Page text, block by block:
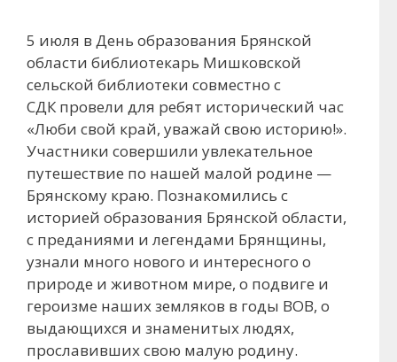
5 июля в День образования Брянской
области библиотекарь Мишковской
сельской библиотеки совместно с
СДК провели для ребят исторический час
«Люби свой край, уважай свою историю!».
Участники совершили увлекательное
путешествие по нашей малой родине —
Брянскому краю. Познакомились с
историей образования Брянской области,
с преданиями и легендами Брянщины,
узнали много нового и интересного о
природе и животном мире, о подвиге и
героизме наших земляков в годы ВОВ, о
выдающихся и знаменитых людях,
прославивших свою малую родину.